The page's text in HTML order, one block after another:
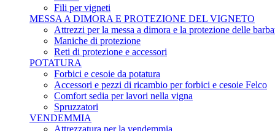
Fili per vigneti
MESSA A DIMORA E PROTEZIONE DEL VIGNETO
Attrezzi per la messa a dimora e la protezione delle
Maniche di protezione
Reti di protezione e accessori
POTATURA
Forbici e cesoie da potatura
Accessori e pezzi di ricambio per forbici e cesoie Felco
Comfort sedia per lavori nella vigna
Spruzzatori
VENDEMMIA
Attrezzatura per la vendemmia